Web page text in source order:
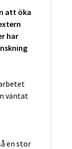
att öka
har
väntat
en stor